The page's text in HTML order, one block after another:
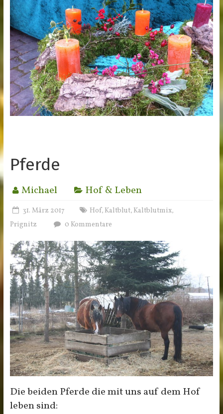
Pferde
Michael Hof & Leben
31. März 2017 Hof, Kaltblut, Kaltblutmix,
Prignitz 0 Kommentare
Die beiden Pferde die mit uns auf dem Hof
leben sind: